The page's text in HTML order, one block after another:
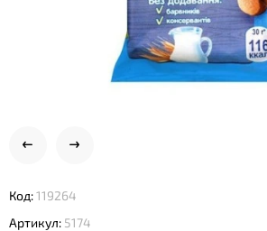
Код:119264
Артикул: 5174